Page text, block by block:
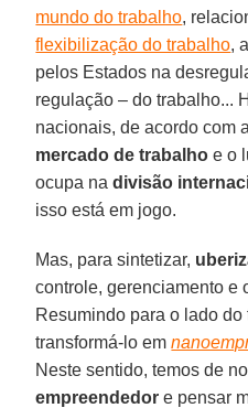
mundo do trabalho,
flexibilização do trabalho,
pelos Estados na
regulação – do trabalho...
nacionais, de acordo com
mercado de trabalho e o
ocupa nadivisão
isso está em jogo.
Mas, para sintetizar,
controle, gerenciamento e
Resumindo para o lado
transformá-lo em
Neste sentido, temos de
empreendedor e pensar